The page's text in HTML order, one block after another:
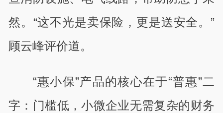
然。“这不光是卖保险，更是送安全。”
顾云峰评价道。
“惠小保”产品的核心在于“普惠”二
字：门槛低，小微企业无需复杂的财务